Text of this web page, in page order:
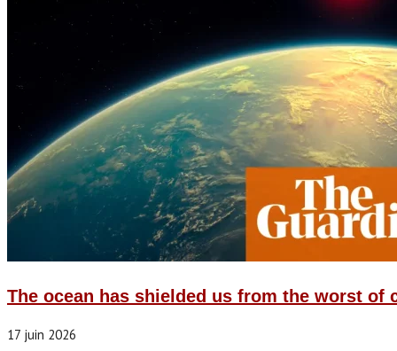
The ocean has shielded us from the worst of
17 juin 2026